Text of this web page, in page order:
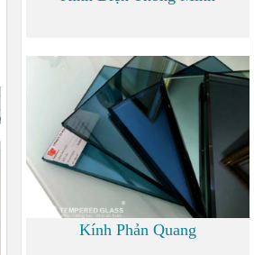
Kính Phản Quang